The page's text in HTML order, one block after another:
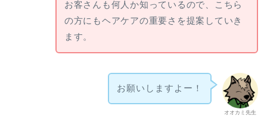
お客さんも何人か知っているので、こちら
の方にもヘアケアの重要さを提案していき
ます。
オオカミ先生
お願いしますよー！